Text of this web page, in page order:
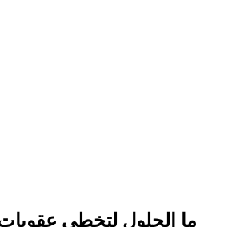
ما الحلول لتخطي